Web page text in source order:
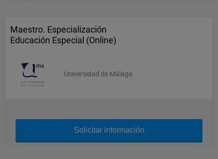
Maestro. Especialización
Educación Especial (Online)
Universidad de Málaga
Solicitar información